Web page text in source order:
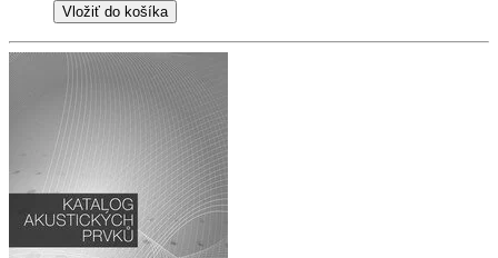
Vložiť do košíka